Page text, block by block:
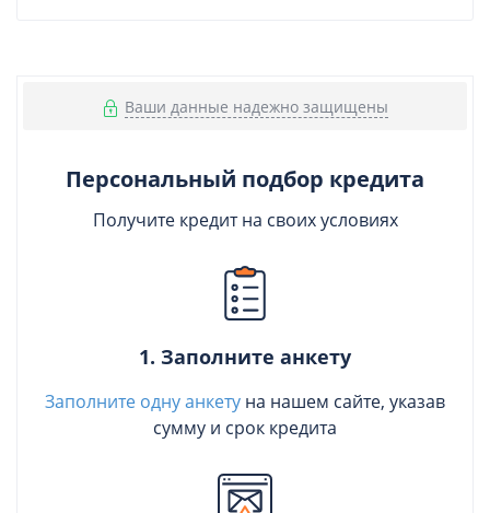
Ваши данные надежно защищены
Персональный подбор кредита
Получите кредит на своих условиях
1. Заполните анкету
Заполните одну анкету на нашем сайте, указав
сумму и срок кредита